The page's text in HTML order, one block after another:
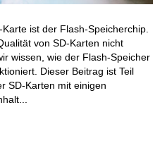
ist der Flash-Speicherchip.
von SD-Karten nicht
wissen, wie der Flash-Speicher
Dieser Beitrag ist Teil
SD-Karten mit einigen